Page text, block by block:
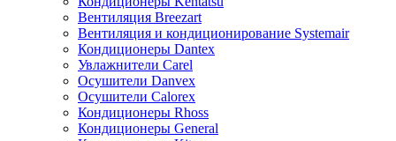
Вентиляция Breezart
Вентиляция и кондиционирование Systemair
Кондиционеры Dantex
Увлажнители Carel
Осушители Danvex
Осушители Calorex
Кондиционеры Rhoss
Кондиционеры General